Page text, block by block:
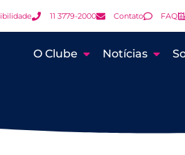
11 3779-2000 Contato FAQ
O Clube Notícias